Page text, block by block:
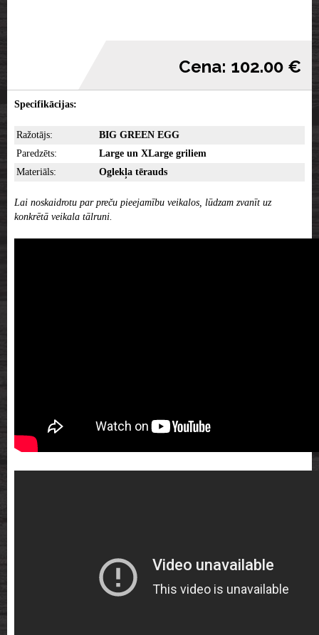
Cena: 102.00 €
Specifikācijas:
Ražotājs:
BIG GREEN EGG
Paredzēts:
Large un XLarge griliem
Materiāls:
Oglekļa tērauds
Lai noskaidrotu par preču pieejamību veikalos, lūdzam zvanīt uz
konkrētā veikala tālruni.